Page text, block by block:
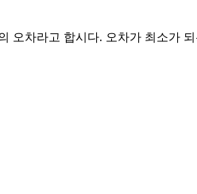
오차라고 합시다. 오차가 최소가 되